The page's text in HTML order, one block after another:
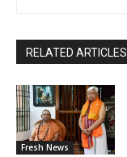
RELATED ARTICLES
Fresh News